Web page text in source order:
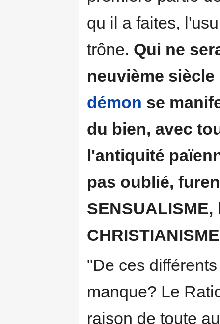
qu il a faites,
trône. Qui ne
neuvième
démon se
du bien, avec
l'antiquité
pas oublié,
SENSUALISME,
"De ces
manque? Le
raison de toute